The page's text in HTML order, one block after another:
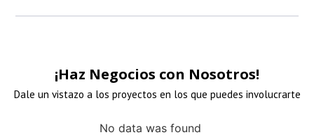
¡Haz Negocios con Nosotros!
Dale un vistazo a los proyectos en los que puedes involucrarte
No data was found